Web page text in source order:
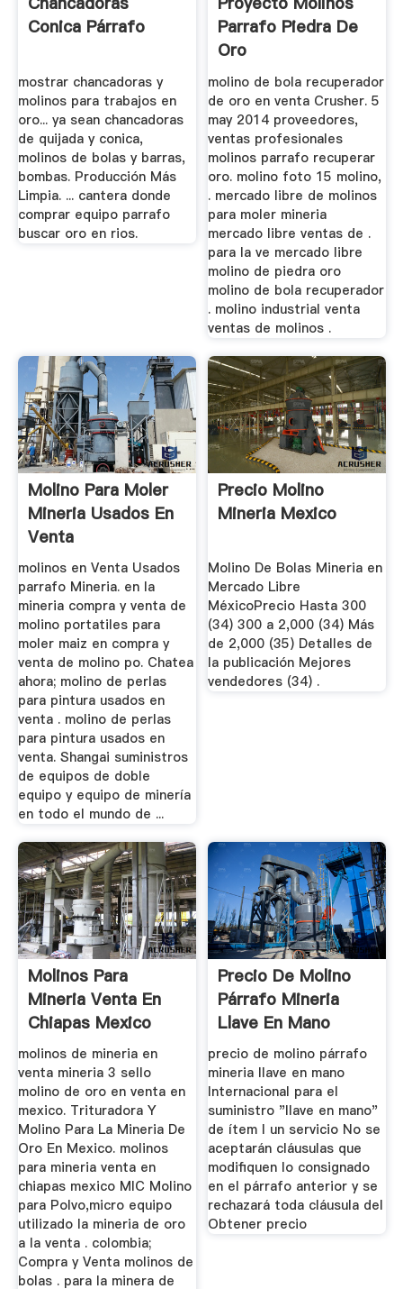
Conica Párrafo
mostrar chancadoras y
molinos para trabajos en
oro... ya sean chancadoras
de quijada y conica,
molinos de bolas y barras,
bombas. Producción Más
Limpia. ... cantera donde
comprar equipo parrafo
buscar oro en rios.
Parrafo Piedra De
Oro
molino de bola recuperador
de oro en venta Crusher. 5
may 2014 proveedores,
ventas profesionales
molinos parrafo recuperar
oro. molino foto 15 molino,
. mercado libre de molinos
para moler mineria
mercado libre ventas de .
para la ve mercado libre
molino de piedra oro
molino de bola recuperador
. molino industrial venta
ventas de molinos .
Molino Para Moler
Mineria Usados En
Venta
molinos en Venta Usados
parrafo Mineria. en la
mineria compra y venta de
molino portatiles para
moler maiz en compra y
venta de molino po. Chatea
ahora; molino de perlas
para pintura usados en
venta . molino de perlas
para pintura usados en
venta. Shangai suministros
de equipos de doble
equipo y equipo de minería
en todo el mundo de ...
Precio Molino
Mineria Mexico
Molino De Bolas Mineria en
Mercado Libre
MéxicoPrecio Hasta 300
(34) 300 a 2,000 (34) Más
de 2,000 (35) Detalles de
la publicación Mejores
vendedores (34) .
Molinos Para
Mineria Venta En
Chiapas Mexico
molinos de mineria en
venta mineria 3 sello
molino de oro en venta en
mexico. Trituradora Y
Molino Para La Mineria De
Oro En Mexico. molinos
para mineria venta en
chiapas mexico MIC Molino
para Polvo,micro equipo
utilizado la mineria de oro
a la venta . colombia;
Compra y Venta molinos de
bolas . para la minera de
Precio De Molino
Párrafo Mineria
Llave En Mano
precio de molino párrafo
mineria llave en mano
Internacional para el
suministro "llave en mano"
de ítem I un servicio No se
aceptarán cláusulas que
modifiquen lo consignado
en el párrafo anterior y se
rechazará toda cláusula del
Obtener precio